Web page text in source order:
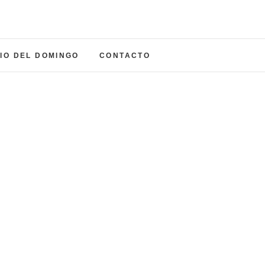
del Carmen
DEL DOMINGO CONTACTO